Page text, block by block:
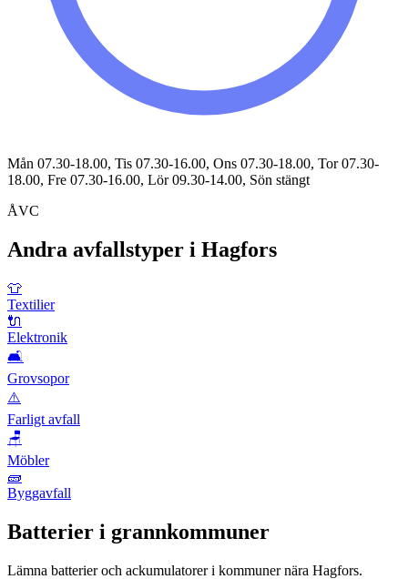
Mån 07.30-18.00, Tis 07.30-16.00, Ons 07.30-18.00, Tor 07.30-
18.00, Fre 07.30-16.00, Lör 09.30-14.00, Sön stängt
ÅVC
Andra avfallstyper i Hagfors
👕
Textilier
🔌
Elektronik
🛋️
Grovsopor
⚠️
Farligt avfall
🪑
Möbler
🧱
Byggavfall
Batterier i grannkommuner
Lämna batterier och ackumulatoreri kommuner nära Hagfors.